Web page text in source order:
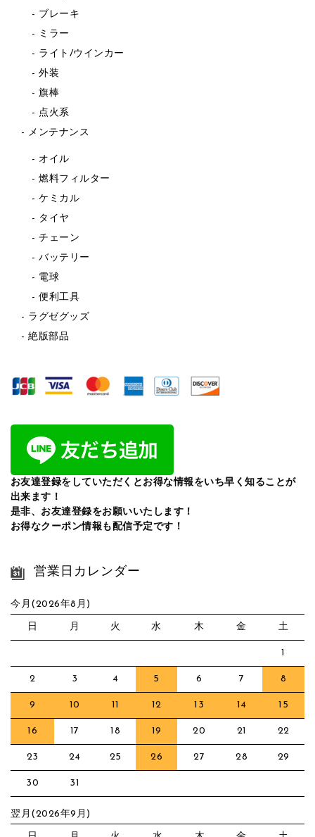
ブレーキ
ミラー
ライト/ウインカー
外装
旗棒
点火系
メンテナンス
オイル
燃料フィルター
ケミカル
タイヤ
チェーン
バッテリー
電球
便利工具
ラグゼグッズ
絶版部品
お友達登録をしていただくとお得な情報をいち早く知ることが
出来ます！
是非、お友達登録をお願いいたします！
お得なクーポン情報も配信予定です！
営業日カレンダー
今月(2026年8月)
日 月 火 水 木 金 土
1
2 3 4 5 6 7 8
9 10 11 12 13 14 15
16 17 18 19 20 21 22
23 24 25 26 27 28 29
30 31
翌月(2026年9月)